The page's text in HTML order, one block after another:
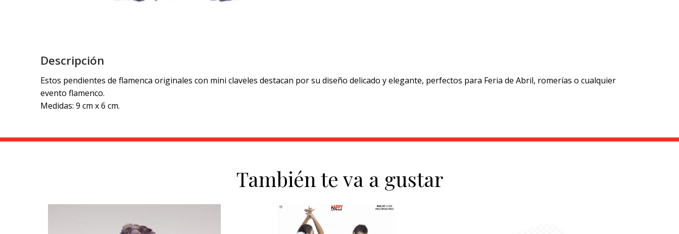
Descripción
Estos pendientes de flamenca originales con mini claveles destacan por su diseño delicado y elegante, perfectos para Feria de Abril, romerías o cualquier
evento flamenco.
Medidas: 9 cm x 6 cm.
También te va a gustar